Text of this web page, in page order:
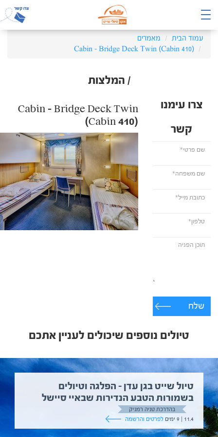
עמוד הבית
מאמרים
Cabin – Bridge Deck Twin (Cabin 410)
/ המלצות
צרו עימנו
קשר
שלח
Cabin – Bridge Deck Twin
(Cabin 410)
טיולים נוספים שיכולים לעניין אתכם
טיול שייט בגן עדן – הפלגה וטיולים
בשמורות הטבע הנדירות שבאיי סיישל
בהדרכת טניה רמניק
11.4 | 9 ימים
לפרטים והרשמה